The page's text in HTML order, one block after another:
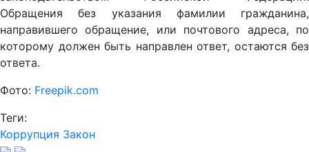
Обращения без указания фамилии гражданина,
направившего обращение, или почтового адреса, по
которому должен быть направлен ответ, остаются без
ответа.
Фото: Freepik.com
Теги:
Коррупция Закон